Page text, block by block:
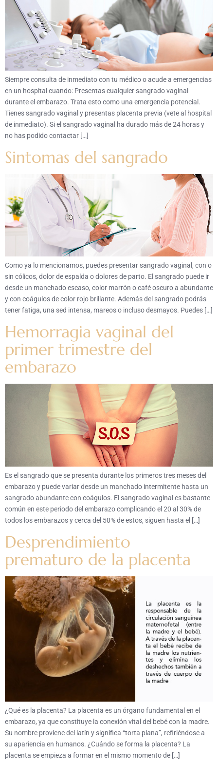
Siempre consulta de inmediato con tu médico o acude a emergencias
en un hospital cuando: Presentas cualquier sangrado vaginal
durante el embarazo. Trata esto como una emergencia potencial.
Tienes sangrado vaginal y presentas placenta previa (vete al hospital
de inmediato). Si el sangrado vaginal ha durado más de 24 horas y
no has podido contactar […]
Sintomas del sangrado
Como ya lo mencionamos, puedes presentar sangrado vaginal, con o
sin cólicos, dolor de espalda o dolores de parto. El sangrado puede ir
desde un manchado escaso, color marrón o café oscuro a abundante
y con coágulos de color rojo brillante. Además del sangrado podrás
tener fatiga, una sed intensa, mareos o incluso desmayos. Puedes […]
Hemorragia vaginal del
primer trimestre del
embarazo
Es el sangrado que se presenta durante los primeros tres meses del
embarazo y puede variar desde un manchado intermitente hasta un
sangrado abundante con coágulos. El sangrado vaginal es bastante
común en este periodo del embarazo complicando el 20 al 30% de
todos los embarazos y cerca del 50% de estos, siguen hasta el […]
Desprendimiento
prematuro de la placenta
¿Qué es la placenta? La placenta es un órgano fundamental en el
embarazo, ya que constituye la conexión vital del bebé con la madre.
Su nombre proviene del latín y significa “torta plana”, refiriéndose a
su apariencia en humanos. ¿Cuándo se forma la placenta? La
placenta se empieza a formar en el mismo momento de […]